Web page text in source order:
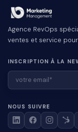
Agence RevOps
ventes et service
INSCRIPTION À LA
NOUS SUIVRE